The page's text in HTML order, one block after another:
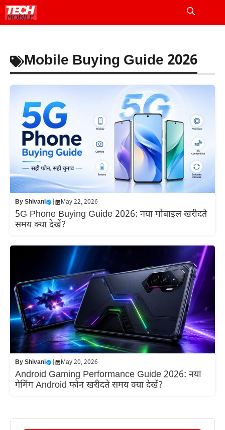
Skip
to
Mobile Buying Guide 2026
ByShivani May 22, 2026
5G Phone Buying Guide 2026: नया मोबाइल खरीदते
समय क्या देखें?
ByShivani May 20, 2026
Android Gaming Performance Guide 2026: नया
गेमिंग Android फोन खरीदते समय क्या देखें?